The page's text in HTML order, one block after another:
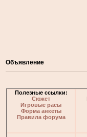
Объявление
Полезные ссылки:
Сюжет
Игровые расы
Форма анкеты
Правила форума